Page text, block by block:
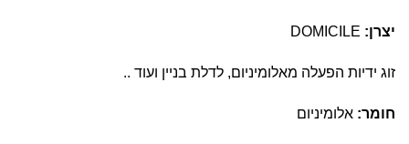
יצרן:
זוג ידיות הפעלה מאלומיניום, לדלת בניין ועוד ..
חומר: אלומיניום